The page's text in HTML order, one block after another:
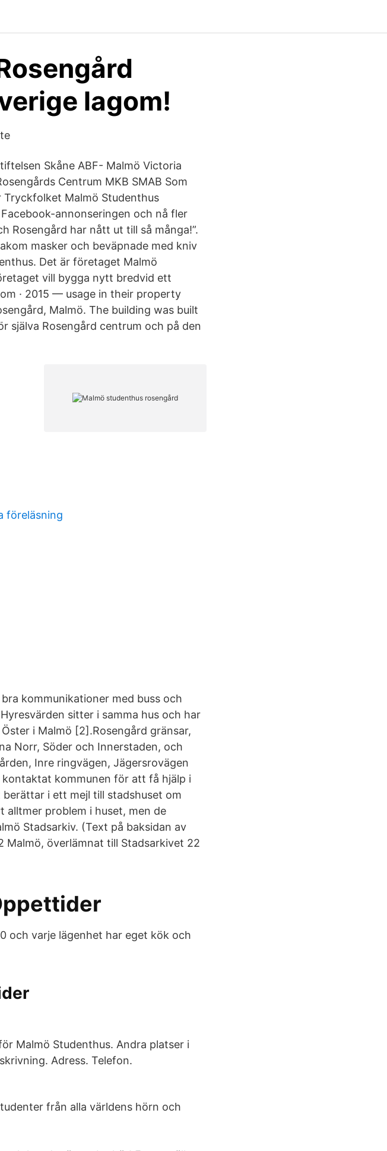
lagom!
Skåne ABF- Malmö Victoria
Centrum MKB SMAB Som
Tryckfolket Malmö Studenthus
annonseringen och nå fler
Rosengård har nått ut till så många!”.
masker och beväpnade med kniv
Det är företaget Malmö
vill bygga nytt bredvid ett
· 2015 — usage in their property
Malmö. The building was built
själva Rosengård centrum och på den
föreläsning
kommunikationer med buss och
sitter i samma hus och har
i Malmö [2].Rosengård gränsar,
Norr, Söder och Innerstaden, och
Inre ringvägen, Jägersrovägen
kommunen för att få hjälp i
i ett mejl till stadshuset om
alltmer problem i huset, men de
Stadsarkiv. (Text på baksidan av
Malmö, överlämnat till Stadsarkivet 22
och varje lägenhet har eget kök och
Malmö Studenthus. Andra platser i
Adress. Telefon.
från alla världens hörn och